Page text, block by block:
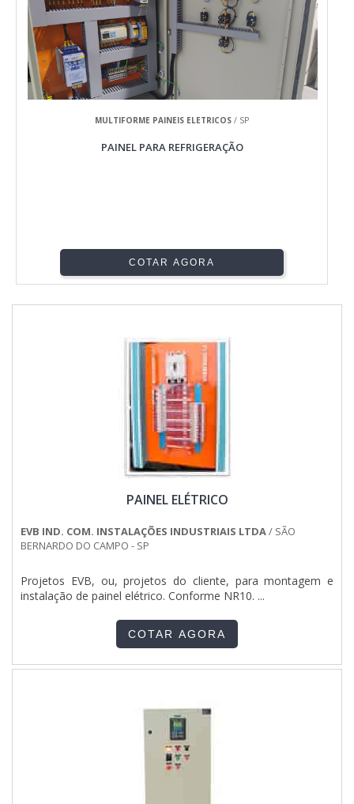
MULTIFORME PAINEIS ELETRICOS / SP
PAINEL PARA REFRIGERAÇÃO
COTAR AGORA
PAINEL ELÉTRICO
EVB IND. COM. INSTALAÇÕES INDUSTRIAIS LTDA/ SÃO
BERNARDO DO CAMPO - SP
Projetos EVB, ou, projetos do cliente, para montagem e
instalação de painel elétrico. Conforme NR10. ...
COTAR AGORA